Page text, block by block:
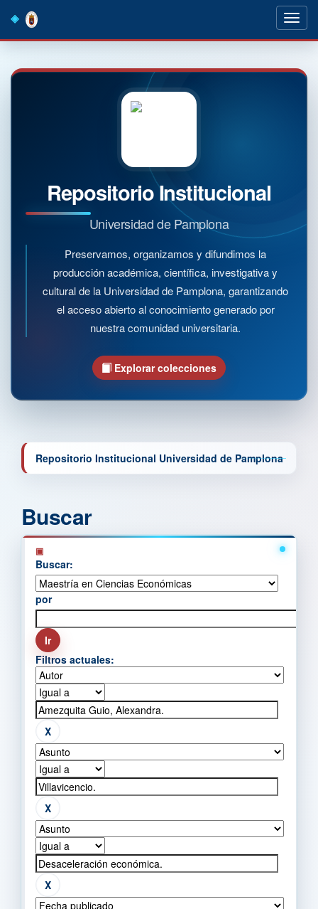
navigation
Repositorio Institucional
Universidad de Pamplona
Preservamos, organizamos y difundimos la
producción académica, científica, investigativa y
cultural de la Universidad de Pamplona, garantizando
el acceso abierto al conocimiento generado por
nuestra comunidad universitaria.
Explorar colecciones
Repositorio Institucional Universidad de Pamplona
Buscar
Buscar:
por
Filtros actuales: